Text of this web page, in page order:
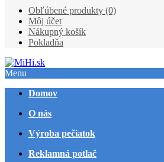
Obľúbené produkty (0)
Môj účet
Nákupný košík
Pokladňa
Menu
Domov
O nás
Výroba pečiatok
Reklamná potlač